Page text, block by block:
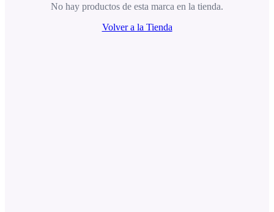
No hay productos de esta marca en la tienda.
Volver a la Tienda